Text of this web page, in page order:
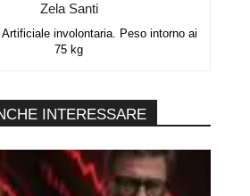
Zela Santi
Artificiale involontaria. Peso intorno ai
75 kg
INTERESSARE